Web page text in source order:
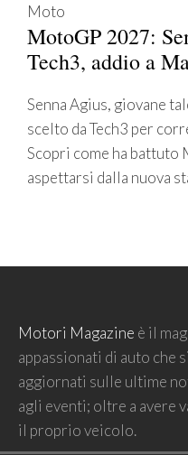
Moto
MotoGP 2027:
Tech3, addio a
Senna Agius, giovane
scelto da Tech3 per
Scopri come ha battuto
aspettarsi dalla nuova
Motori Magazine è il
appassionati di auto che
aggiornati sulle ultime
agli eventi; oltre a avere
il proprio veicolo.